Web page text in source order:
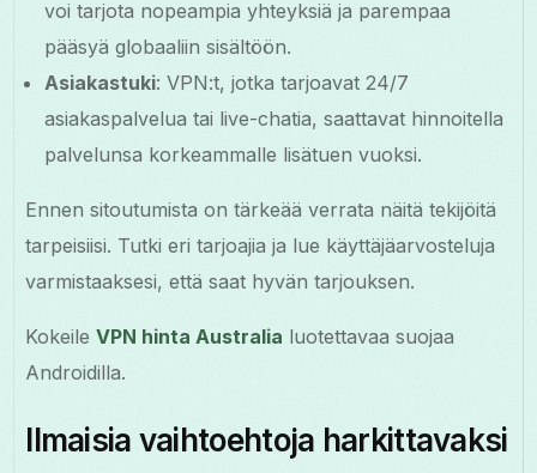
voi tarjota nopeampia yhteyksiä ja parempaa
pääsyä globaaliin sisältöön.
Asiakastuki: VPN:t, jotka tarjoavat 24/7
asiakaspalvelua tai live-chatia, saattavat hinnoitella
palvelunsa korkeammalle lisätuen vuoksi.
Ennen sitoutumista on tärkeää verrata näitä tekijöitä
tarpeisiisi. Tutki eri tarjoajia ja lue käyttäjäarvosteluja
varmistaaksesi, että saat hyvän tarjouksen.
KokeileVPN hinta Australia luotettavaa suojaa
Androidilla.
Ilmaisia vaihtoehtoja harkittavaksi